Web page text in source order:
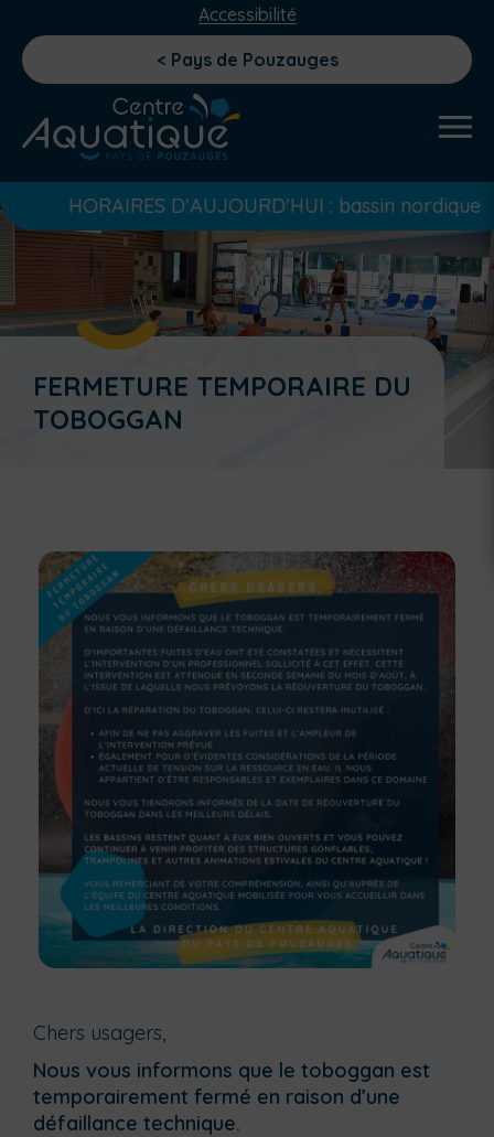
HORAIRES D'AUJOURD'HUI : bassin nordique ouvert
< Pays de Pouzauges
Accessibilité
FERMETURE TEMPORAIRE DU
TOBOGGAN
Chers usagers,
Nous vous informons que le toboggan est
temporairement fermé en raison d’une
défaillance technique.